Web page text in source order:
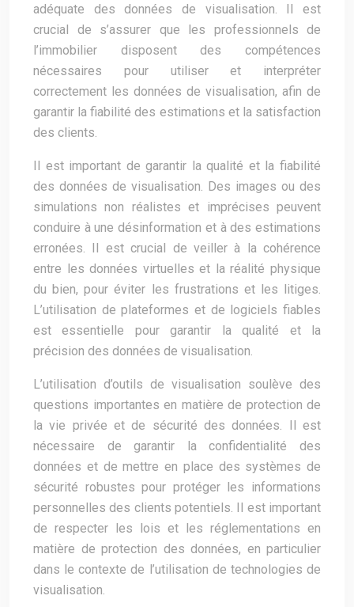
adéquate des données de visualisation. Il est
crucial de s’assurer que les professionnels de
l’immobilier disposent des compétences
nécessaires pour utiliser et interpréter
correctement les données de visualisation, afin de
garantir la fiabilité des estimations et la satisfaction
des clients.
Il est important de garantir la qualité et la fiabilité
des données de visualisation. Des images ou des
simulations non réalistes et imprécises peuvent
conduire à une désinformation et à des estimations
erronées. Il est crucial de veiller à la cohérence
entre les données virtuelles et la réalité physique
du bien, pour éviter les frustrations et les litiges.
L’utilisation de plateformes et de logiciels fiables
est essentielle pour garantir la qualité et la
précision des données de visualisation.
L’utilisation d’outils de visualisation soulève des
questions importantes en matière de protection de
la vie privée et de sécurité des données. Il est
nécessaire de garantir la confidentialité des
données et de mettre en place des systèmes de
sécurité robustes pour protéger les informations
personnelles des clients potentiels. Il est important
de respecter les lois et les réglementations en
matière de protection des données, en particulier
dans le contexte de l’utilisation de technologies de
visualisation.